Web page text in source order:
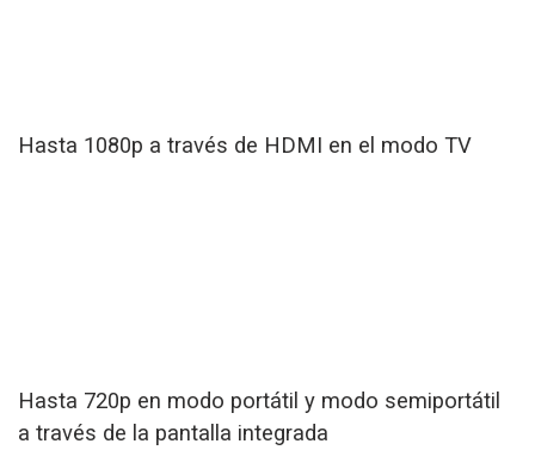
Hasta 1080p a través de HDMI en el modo TV
Hasta 720p en modo portátil y modo semiportátil
a través de la pantalla integrada